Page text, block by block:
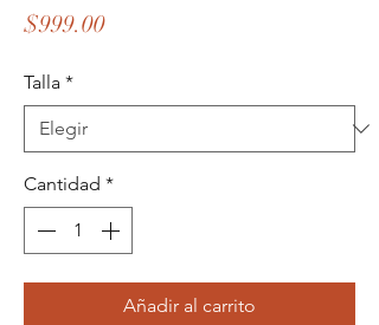
$999.00Precio
Talla *
Cantidad *
Añadir al carrito